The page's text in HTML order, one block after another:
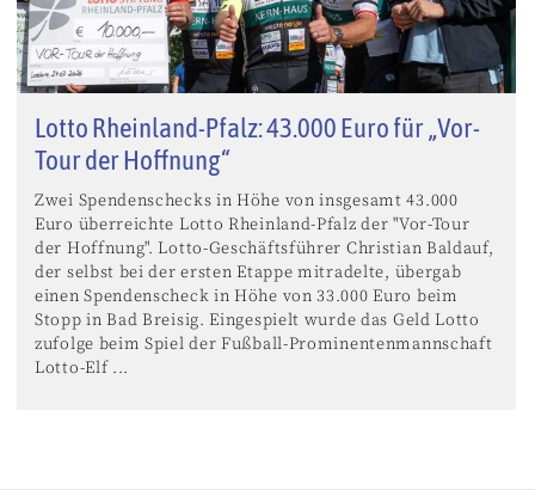
Lotto Rheinland-Pfalz: 43.000 Euro für „Vor-
Tour der Hoffnung“
Zwei Spendenschecks in Höhe von insgesamt 43.000
Euro überreichte Lotto Rheinland-Pfalz der "Vor-Tour
der Hoffnung". Lotto-Geschäftsführer Christian Baldauf,
der selbst bei der ersten Etappe mitradelte, übergab
einen Spendenscheck in Höhe von 33.000 Euro beim
Stopp in Bad Breisig. Eingespielt wurde das Geld Lotto
zufolge beim Spiel der Fußball-Prominentenmannschaft
Lotto-Elf ...